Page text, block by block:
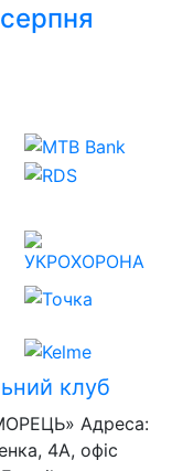
клуб
Адреса:
4А, офіс